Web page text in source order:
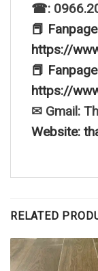
☎:
📕
https://
📕
https://
✉ Gmail:
Website:
RELATED